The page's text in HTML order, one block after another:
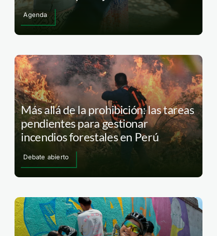
Agenda
Más allá de la prohibición: las tareas
pendientes para gestionar
incendios forestales en Perú
Debate abierto